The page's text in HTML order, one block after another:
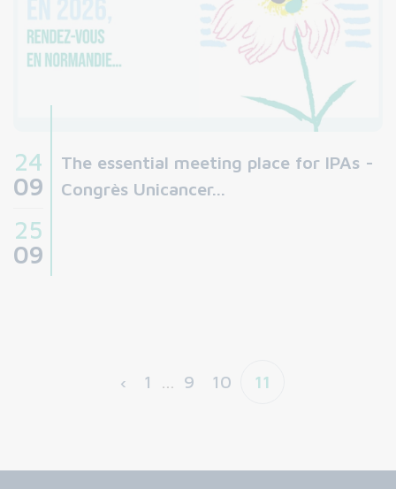
24
09
25
09
The essential meeting place for IPAs -
Congrès Unicancer...
‹ 1 … 9 10 11